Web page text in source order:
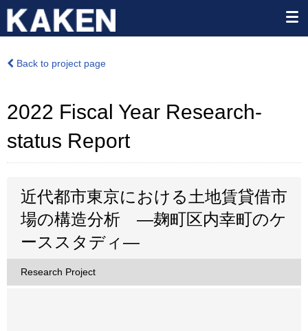
Back to project page
2022 Fiscal Year Research-
status Report
近代都市東京における土地賃貸借市
場の構造分析 ―麹町区内幸町のケ
ーススタディ―
Research Project